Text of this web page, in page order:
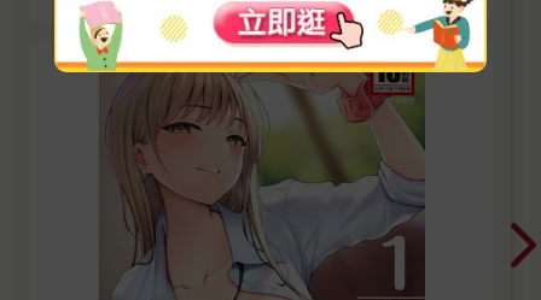
開讀無負擔，立即體驗專屬你的紳士閱讀時光！